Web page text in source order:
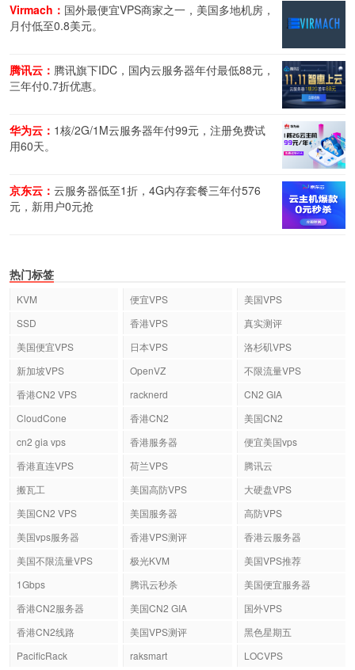
Virmach： 国外最便宜VPS商家之一，美国多地机房，
月付低至0.8美元。
腾讯云： 腾讯旗下IDC，国内云服务器年付最低88元，
三年付0.7折优惠。
华为云： 1核/2G/1M云服务器年付99元，注册免费试
用60天。
京东云： 云服务器低至1折，4G内存套餐三年付576
元，新用户0元抢
热门标签
KVM 便宜VPS
美国VPS
SSD
香港VPS
真实测评
美国便宜VPS
日本VPS
洛杉矶VPS
新加坡VPS
OpenVZ
不限流量VPS
香港CN2 VPS
racknerd
CN2 GIA
CloudCone
香港CN2
美国CN2
cn2 gia vps
香港服务器
便宜美国vps
香港直连VPS
荷兰VPS
腾讯云
搬瓦工
美国高防VPS
大硬盘VPS
美国CN2 VPS
美国服务器
高防VPS
美国vps服务器
香港VPS测评
香港云服务器
美国不限流量VPS
极光KVM
美国VPS推荐
1Gbps
腾讯云秒杀
美国便宜服务器
香港CN2服务器
美国CN2 GIA
国外VPS
香港CN2线路
美国VPS测评
黑色星期五
PacificRack
raksmart LOCVPS